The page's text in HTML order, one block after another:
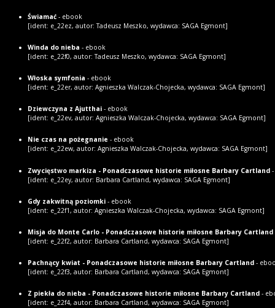
Świamać - ebook
[ident: e_22ez, autor: Tadeusz Meszko, wydawca: SAGA Egmont]
Winda do nieba - ebook
[ident: e_22f0, autor: Tadeusz Meszko, wydawca: SAGA Egmont]
Włoska symfonia - ebook
[ident: e_22er, autor: Agnieszka Walczak-Chojecka, wydawca: SAGA Egmont]
Dziewczyna z Ajutthai- ebook
[ident: e_22ev, autor: Agnieszka Walczak-Chojecka, wydawca: SAGA Egmont]
Nie czas na pożegnanie - ebook
[ident: e_22ew, autor: Agnieszka Walczak-Chojecka, wydawca: SAGA Egmont]
Zwycięstwo markiza - Ponadczasowe historie miłosne Barbary Cartland-
[ident: e_22ey, autor: Barbara Cartland, wydawca: SAGA Egmont]
Gdy zakwitną poziomki- ebook
[ident: e_22f1, autor: Agnieszka Walczak-Chojecka, wydawca: SAGA Egmont]
Misja do Monte Carlo - Ponadczasowe historie miłosne Barbary Cartland
[ident: e_22f2, autor: Barbara Cartland, wydawca: SAGA Egmont]
Pachnący kwiat - Ponadczasowe historie miłosne Barbary Cartland -
[ident: e_22f3, autor: Barbara Cartland, wydawca: SAGA Egmont]
Z piekła do nieba - Ponadczasowe historie miłosne Barbary Cartland-
[ident: e_22f4, autor: Barbara Cartland, wydawca: SAGA Egmont]